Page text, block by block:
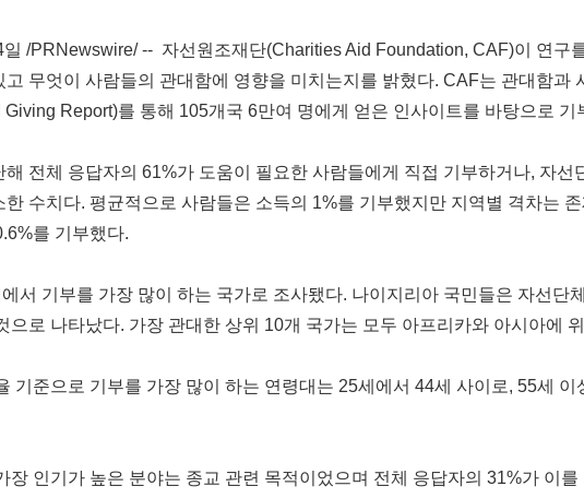
/PRNewswire/ -- 자선원조재단(Charities Aid Foundation, CAF)이 연구
고 무엇이 사람들의 관대함에 영향을 미치는지를 밝혔다. CAF는 관대함과
Report)를 통해 105개국 6만여 명에게 얻은 인사이트를 바탕으로 기
해 전체 응답자의 61%가 도움이 필요한 사람들에게 직접 기부하거나, 자
수치다. 평균적으로 사람들은 소득의 1%를 기부했지만 지역별 격차는
를 기부했다.
서 기부를 가장 많이 하는 국가로 조사됐다. 나이지리아 국민들은 자선단
으로 나타났다. 가장 관대한 상위 10개 국가는 모두 아프리카와 아시아에
기준으로 기부를 가장 많이 하는 연령대는 25세에서 44세 사이로, 55세
장 인기가 높은 분야는 종교 관련 목적이었으며 전체 응답자의 31%가 이